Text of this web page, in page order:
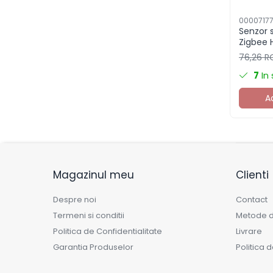
Smart Home
Lichidare de stoc
00007177
Senzor
Zigbee
WS02BH
76,26
7 In
Magazinul meu
Despre noi
Termeni si conditii
Politica de Confidentialitate
Garantia Produselor
Clienti
Contact
Metode
Livrare
Politica